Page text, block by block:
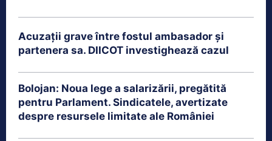
Acuzații grave între fostul ambasador și
partenera sa. DIICOT investighează cazul
Bolojan: Noua lege a salarizării, pregătită
pentru Parlament. Sindicatele, avertizate
despre resursele limitate ale României